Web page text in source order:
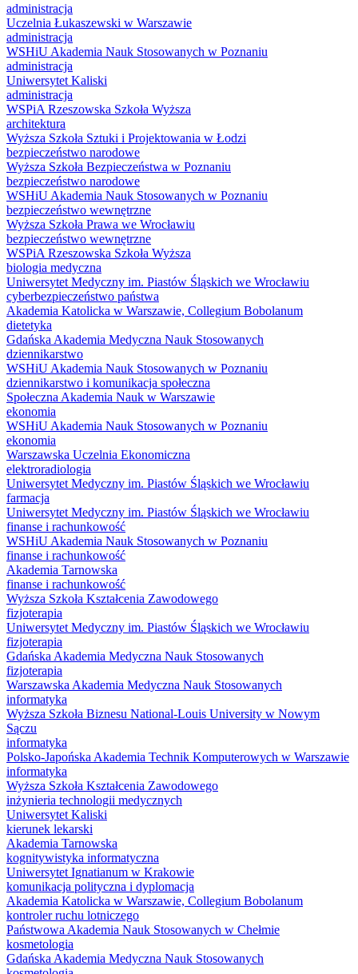
administracja
Uczelnia Łukaszewski w Warszawie
administracja
WSHiU Akademia Nauk Stosowanych w Poznaniu
administracja
Uniwersytet Kaliski
administracja
WSPiA Rzeszowska Szkoła Wyższa
architektura
Wyższa Szkoła Sztuki i Projektowania w Łodzi
bezpieczeństwo narodowe
Wyższa Szkoła Bezpieczeństwa w Poznaniu
bezpieczeństwo narodowe
WSHiU Akademia Nauk Stosowanych w Poznaniu
bezpieczeństwo wewnętrzne
Wyższa Szkoła Prawa we Wrocławiu
bezpieczeństwo wewnętrzne
WSPiA Rzeszowska Szkoła Wyższa
biologia medyczna
Uniwersytet Medyczny im. Piastów Śląskich we Wrocławiu
cyberbezpieczeństwo państwa
Akademia Katolicka w Warszawie, Collegium Bobolanum
dietetyka
Gdańska Akademia Medyczna Nauk Stosowanych
dziennikarstwo
WSHiU Akademia Nauk Stosowanych w Poznaniu
dziennikarstwo i komunikacja społeczna
Społeczna Akademia Nauk w Warszawie
ekonomia
WSHiU Akademia Nauk Stosowanych w Poznaniu
ekonomia
Warszawska Uczelnia Ekonomiczna
elektroradiologia
Uniwersytet Medyczny im. Piastów Śląskich we Wrocławiu
farmacja
Uniwersytet Medyczny im. Piastów Śląskich we Wrocławiu
finanse i rachunkowość
WSHiU Akademia Nauk Stosowanych w Poznaniu
finanse i rachunkowość
Akademia Tarnowska
finanse i rachunkowość
Wyższa Szkoła Kształcenia Zawodowego
fizjoterapia
Uniwersytet Medyczny im. Piastów Śląskich we Wrocławiu
fizjoterapia
Gdańska Akademia Medyczna Nauk Stosowanych
fizjoterapia
Warszawska Akademia Medyczna Nauk Stosowanych
informatyka
Wyższa Szkoła Biznesu National-Louis University w Nowym
Sączu
informatyka
Polsko-Japońska Akademia Technik Komputerowych w Warszawie
informatyka
Wyższa Szkoła Kształcenia Zawodowego
inżynieria technologii medycznych
Uniwersytet Kaliski
kierunek lekarski
Akademia Tarnowska
kognitywistyka informatyczna
Uniwersytet Ignatianum w Krakowie
komunikacja polityczna i dyplomacja
Akademia Katolicka w Warszawie, Collegium Bobolanum
kontroler ruchu lotniczego
Państwowa Akademia Nauk Stosowanych w Chełmie
kosmetologia
Gdańska Akademia Medyczna Nauk Stosowanych